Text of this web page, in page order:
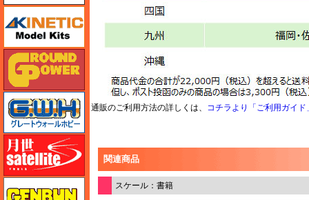
通販のご利用方法の詳しくは、 コチラより「ご利用ガイド
関連商品
スケール：書籍
ガリレオ出版 グランドパワー
グレートウォールホビー
ゲンブンマガジン